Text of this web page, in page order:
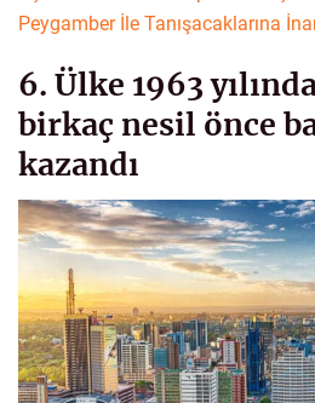
Peygamber İle Tanışacaklarına
6. Ülke 1963
birkaç nesil önce
kazandı